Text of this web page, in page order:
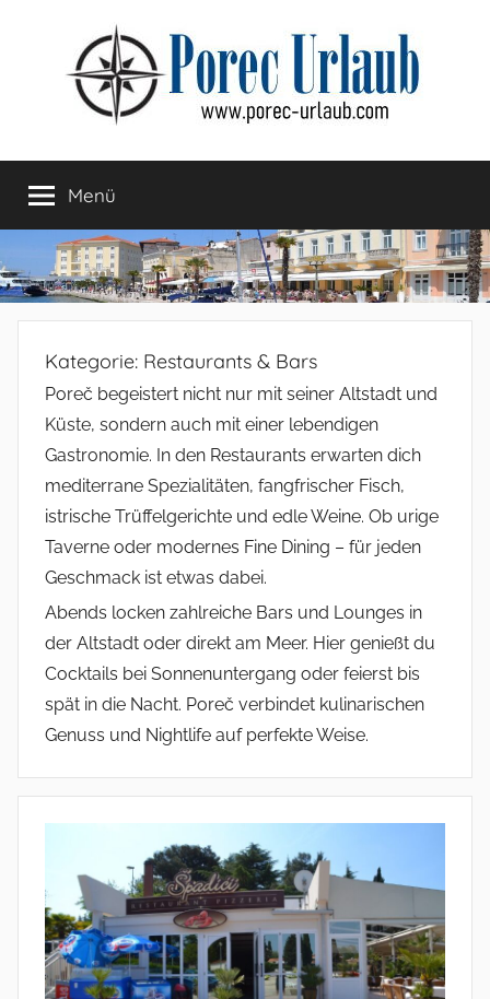
springen
Menü
Kategorie: Restaurants & Bars
Poreč begeistert nicht nur mit seiner Altstadt und
Küste, sondern auch mit einer lebendigen
Gastronomie. In den Restaurants erwarten dich
mediterrane Spezialitäten, fangfrischer Fisch,
istrische Trüffelgerichte und edle Weine. Ob urige
Taverne oder modernes Fine Dining – für jeden
Geschmack ist etwas dabei.
Abends locken zahlreiche Bars und Lounges in
der Altstadt oder direkt am Meer. Hier genießt du
Cocktails bei Sonnenuntergang oder feierst bis
spät in die Nacht. Poreč verbindet kulinarischen
Genuss und Nightlife auf perfekte Weise.